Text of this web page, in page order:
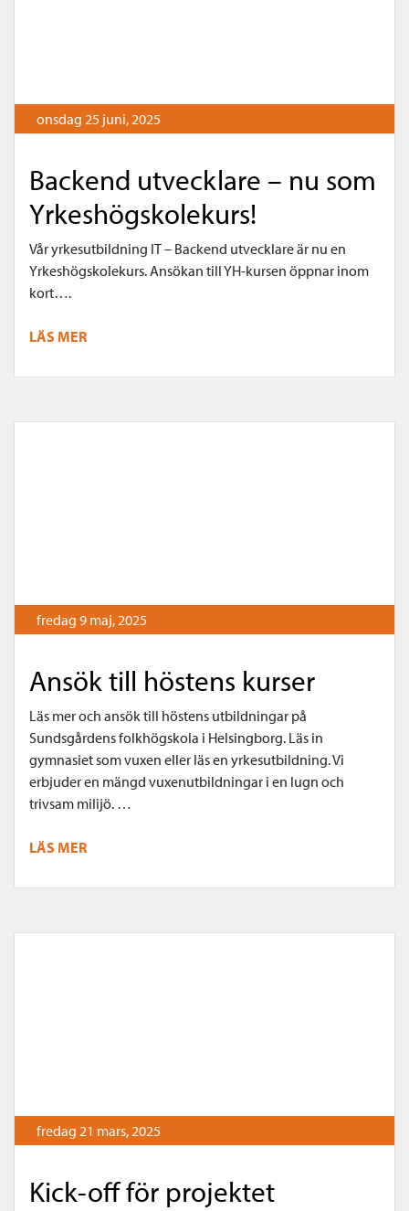
onsdag 25 juni, 2025
Backend utvecklare – nu som
Yrkeshögskolekurs!
Vår yrkesutbildning IT – Backend utvecklare är nu en
Yrkeshögskolekurs. Ansökan till YH-kursen öppnar inom
kort….
LÄS MER
fredag 9 maj, 2025
Ansök till höstens kurser
Läs mer och ansök till höstens utbildningar på
Sundsgårdens folkhögskola i Helsingborg. Läs in
gymnasiet som vuxen eller läs en yrkesutbildning. Vi
erbjuder en mängd vuxenutbildningar i en lugn och
trivsam milijö. …
LÄS MER
fredag 21 mars, 2025
Kick-off för projektet